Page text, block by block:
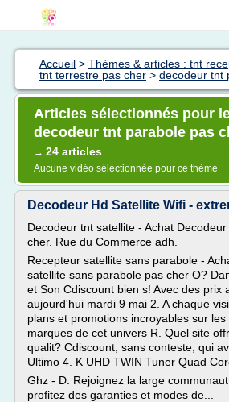
Accueil > Thèmes & articles : tnt
tnt terrestre pas cher > decodeur tnt
Articles sélectionnés pour
decodeur tnt parabole pas
→ 24 articles
Aucune vidéo sélectionnée pour ce thème
Decodeur Hd Satellite Wifi -
Decodeur tnt satellite - Achat
cher. Rue du Commerce adh.
Recepteur satellite sans parabole -
satellite sans parabole pas cher O?
et Son Cdiscount bien s! Avec des prix
aujourd'hui mardi 9 mai 2. A chaque
plans et promotions incroyables sur
marques de cet univers R. Quel site
qualit? Cdiscount, sans conteste, qui
Ultimo 4. K UHD TWIN Tuner Quad
Ghz - D. Rejoignez la large
profitez des garanties et modes de...